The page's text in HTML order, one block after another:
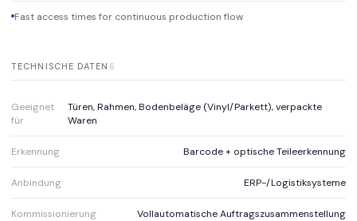
Fast access times for continuous production flow
TECHNISCHE DATEN 6
Geeignet
für
Türen, Rahmen, Bodenbeläge (Vinyl/Parkett), verpackte
Waren
Erkennung Barcode + optische Teileerkennung
Anbindung ERP-/Logistiksysteme
Kommissionierung Vollautomatische Auftragszusammenstellung